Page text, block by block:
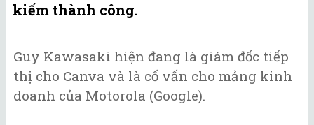
kiếm thành công.
Guy Kawasaki hiện đang là giám đốc tiếp
thị cho Canva và là cố vấn cho mảng kinh
doanh của Motorola (Google).